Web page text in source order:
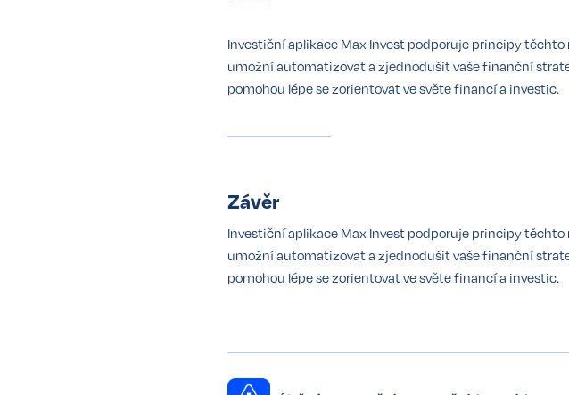
Investiční aplikace Max Invest podporuje principy
umožní automatizovat a zjednodušit vaše finanční
pomohou lépe se zorientovat ve světe financí a investic.
Závěr
Investiční aplikace Max Invest podporuje principy
umožní automatizovat a zjednodušit vaše finanční
pomohou lépe se zorientovat ve světe financí a investic.